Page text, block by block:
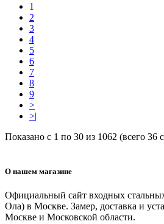
1
2
3
4
5
6
7
8
9
>
>|
Показано с 1 по 30 из 1062 (всего 36
О нашем магазине
Официальный сайт входных
Ола) в Москве. Замер, доставка и
Москве и Московской области.